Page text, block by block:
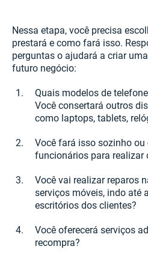
Nessa etapa, você precisa
prestará e como fará isso.
perguntas o ajudará a criar
futuro negócio:
Quais modelos de
Você consertará outros
como laptops, tablets,
Você fará isso sozinho ou
funcionários para realizar
Você vai realizar reparos
serviços móveis, indo até
escritórios dos clientes?
Você oferecerá serviços
recompra?